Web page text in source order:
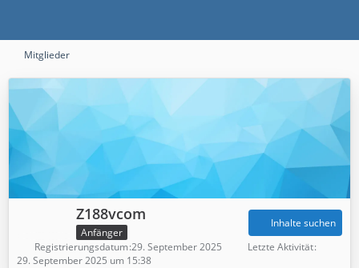
Mitglieder
Z188vcom
Anfänger
Inhalte suchen
Registrierungsdatum 29. September 2025
Letzte Aktivität
29. September 2025 um 15:38